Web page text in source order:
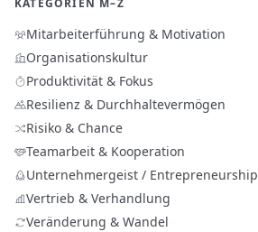
KATEGORIEN M–Z
Mitarbeiterführung & Motivation
Organisationskultur
Produktivität & Fokus
Resilienz & Durchhaltevermögen
Risiko & Chance
Teamarbeit & Kooperation
Unternehmergeist / Entrepreneurship
Vertrieb & Verhandlung
Veränderung & Wandel